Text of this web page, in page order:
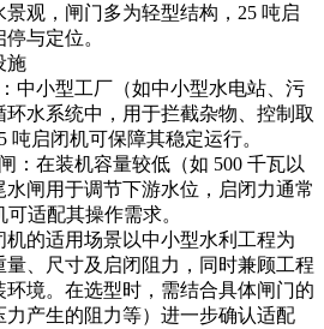
观，闸门多为轻型结构，25 吨启
与定位。
施
中小型工厂（如中小型水电站、污
水系统中，用于拦截杂物、控制取
吨启闭机可保障其稳定运行。
：在装机容量较低（如 500 千瓦以
闸用于调节下游水位，启闭力通常
适配其操作需求。
的适用场景以中小型水利工程为
、尺寸及启闭阻力，同时兼顾工程
境。在选型时，需结合具体闸门的
产生的阻力等）进一步确认适配